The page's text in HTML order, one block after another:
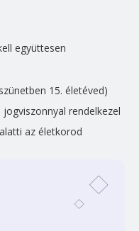
együttesen
15. életéved)
rendelkezel
az életkorod